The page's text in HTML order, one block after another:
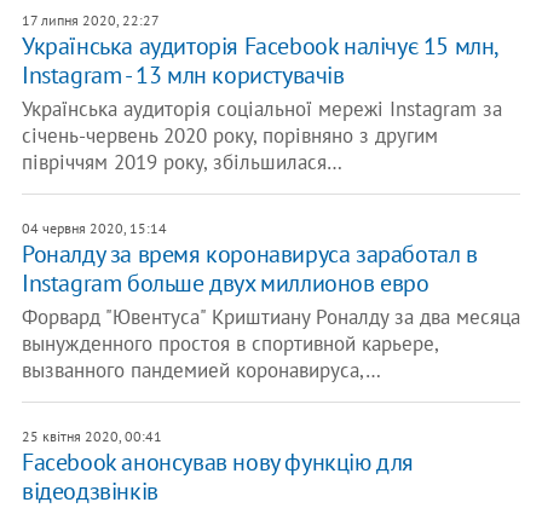
17 липня 2020, 22:27
Українська аудиторія Facebook налічує 15 млн,
Instagram - 13 млн користувачів
Українська аудиторія соціальної мережі Instagram за
січень-червень 2020 року, порівняно з другим
півріччям 2019 року, збільшилася…
04 червня 2020, 15:14
Роналду за время коронавируса заработал в
Instagram больше двух миллионов евро
Форвард "Ювентуса" Криштиану Роналду за два месяца
вынужденного простоя в спортивной карьере,
вызванного пандемией коронавируса,…
25 квітня 2020, 00:41
Facebook анонсував нову функцію для
відеодзвінків